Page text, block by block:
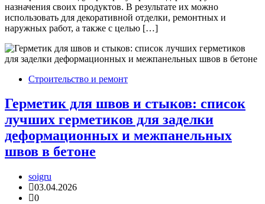
назначения своих продуктов. В результате их можно
использовать для декоративной отделки, ремонтных и
наружных работ, а также с целью […]
Строительство и ремонт
Герметик для швов и стыков: список
лучших герметиков для заделки
деформационных и межпанельных
швов в бетоне
soigru
03.04.2026
0